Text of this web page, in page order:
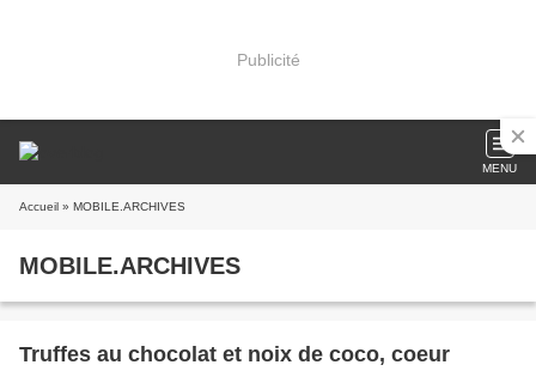
Publicité
MENU
Accueil » MOBILE.ARCHIVES
MOBILE.ARCHIVES
Truffes au chocolat et noix de coco, coeur